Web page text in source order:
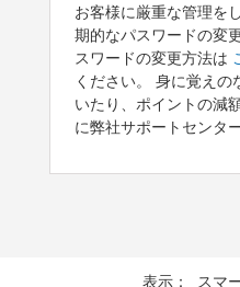
お客様に厳重な管理を
期的なパスワードの変
スワードの変更方法は
ください。 身に覚えの
いたり、ポイントの減
に弊社サポートセンタ
表示： スマ